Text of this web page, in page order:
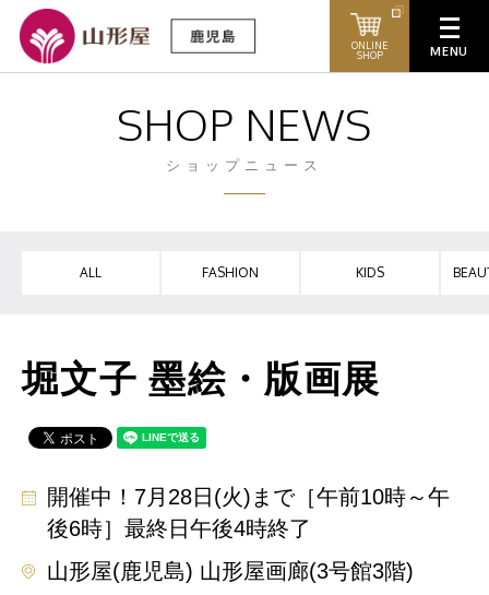
ONLINE
SHOP
SHOP NEWS
ショップニュース
ALL FASHION KIDS
堀文子 墨絵・版画展
開催中！7月28日(火)まで［午前10時～午
後6時］最終日午後4時終了
山形屋(鹿児島) 山形屋画廊(3号館3階)